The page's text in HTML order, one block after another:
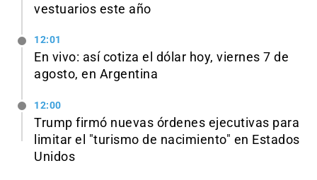
vestuarios este año
12:01
En vivo: así cotiza el dólar hoy, viernes 7 de
agosto, en Argentina
12:00
Trump firmó nuevas órdenes ejecutivas para
limitar el "turismo de nacimiento" en Estados
Unidos